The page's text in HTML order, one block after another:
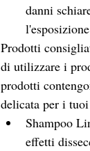
danni
Prodotti
di utilizzare i
prodotti
delicata per i
Shampoo
effetti